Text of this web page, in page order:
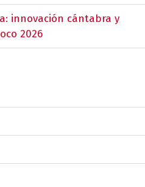
innovación cántabra y
2026